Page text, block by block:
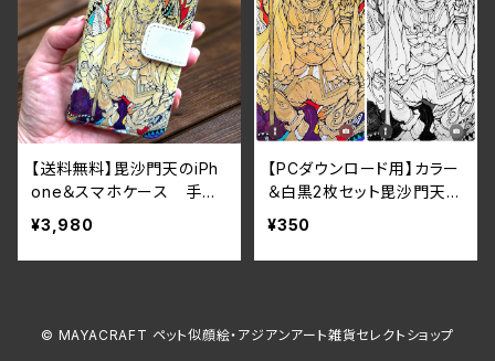
【送料無料】毘沙門天のiPh
one＆スマホケース 手帳
型iPhone16シリーズ対応
¥3,980
【PCダウンロード用】カラー
＆白黒2枚セット毘沙門天待
ち受けイラスト スマホ壁
徳・勝利・無病息災の神様
¥350
© MAYACRAFT ペット似顔絵・アジアンアート雑貨セレクトショップ